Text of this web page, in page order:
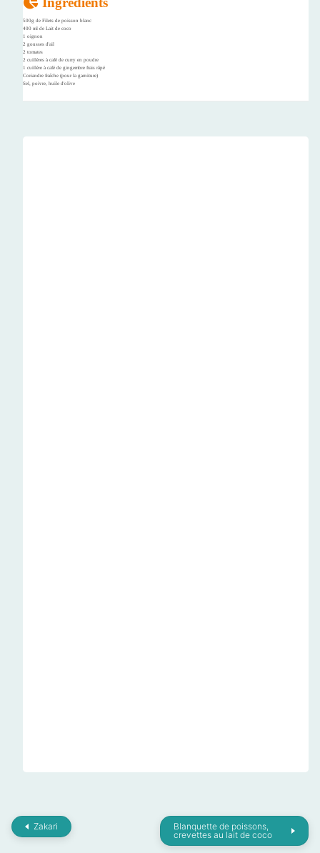
500g de Filets de poisson blanc
400 ml de Lait de coco
1 oignon
2 gousses d'ail
2 tomates
2 cuillères à café de curry en poudre
1 cuillère à café de gingembre frais râpé
Coriandre fraîche (pour la garniture)
Sel, poivre, huile d'olive
Zakari
Blanquette de poissons,
crevettes au lait de coco